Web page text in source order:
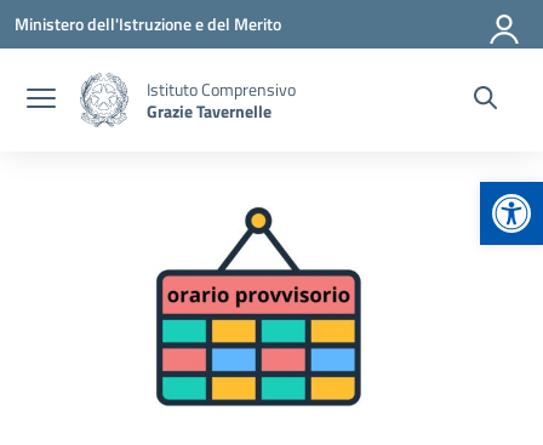
Vai ai contenuti
Vai al menu di navigazione
Vai al footer
Ministero dell'Istruzione e del Merito
Istituto Comprensivo
Grazie Tavernelle